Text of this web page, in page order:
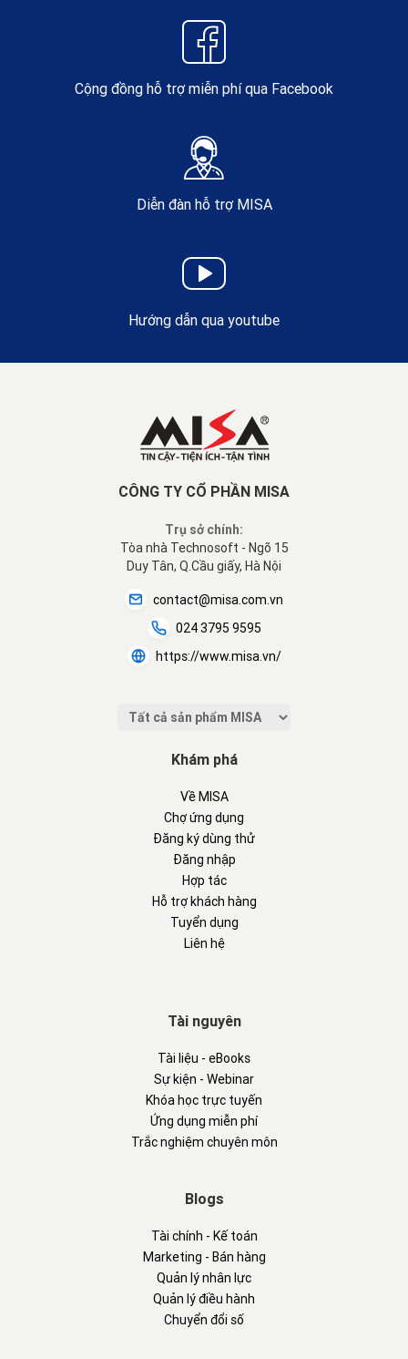
Cộng đồng hỗ trợ miễn phí qua Facebook
Diễn đàn hỗ trợ MISA
Hướng dẫn qua youtube
CÔNG TY CỔ PHẦN MISA
Trụ sở chính:
Tòa nhà Technosoft - Ngõ 15
Duy Tân, Q.Cầu giấy, Hà Nội
contact@misa.com.vn
024 3795 9595
https://www.misa.vn/
Khám phá
Về MISA
Chợ ứng dụng
Đăng ký dùng thử
Đăng nhập
Hợp tác
Hỗ trợ khách hàng
Tuyển dụng
Liên hệ
Tài nguyên
Tài liệu - eBooks
Sự kiện - Webinar
Khóa học trực tuyến
Ứng dụng miễn phí
Trắc nghiệm chuyên môn
Blogs
Tài chính - Kế toán
Marketing - Bán hàng
Quản lý nhân lực
Quản lý điều hành
Chuyển đổi số